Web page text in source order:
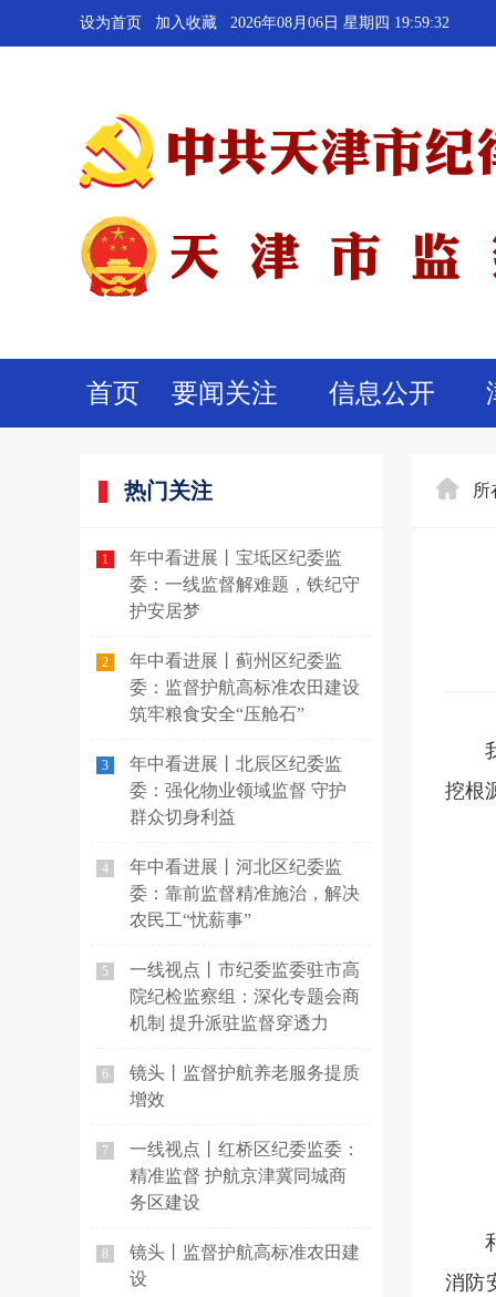
设为首页 加入收藏 2026年08月06日 星期四 19:59:33
首页 要闻关注 信息公开
热门关注
1
年中看进展丨宝坻区纪委监
委：一线监督解难题，铁纪守
护安居梦
2
年中看进展丨蓟州区纪委监
委：监督护航高标准农田建设
筑牢粮食安全“压舱石”
3
年中看进展丨北辰区纪委监
委：强化物业领域监督 守护
群众切身利益
4
年中看进展丨河北区纪委监
委：靠前监督精准施治，解决
农民工“忧薪事”
5
一线视点丨市纪委监委驻市高
院纪检监察组：深化专题会商
机制 提升派驻监督穿透力
6
镜头丨监督护航养老服务提质
增效
7
一线视点丨红桥区纪委监委：
精准监督 护航京津冀同城商
务区建设
8
镜头丨监督护航高标准农田建
设
所
挖根
消防